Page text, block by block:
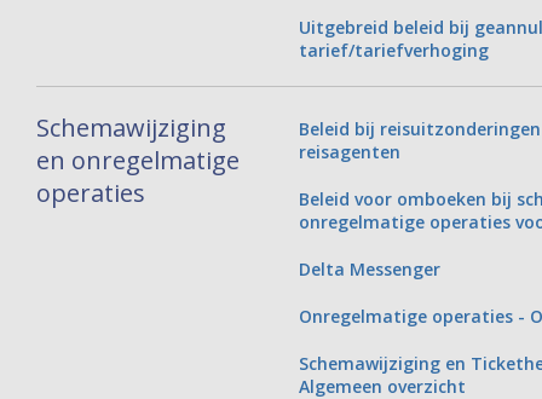
Uitgebreid beleid bij
tarief/tariefverhoging
Schemawijziging
en onregelmatige
operaties
Beleid bij
reisagenten
Beleid voor omboeken bij
onregelmatige operaties
Delta Messenger
Onregelmatige operaties -
Schemawijziging en
Algemeen overzicht